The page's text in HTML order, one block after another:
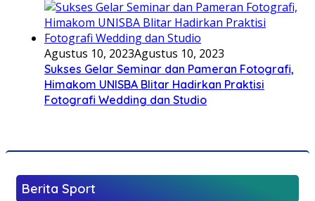
Agustus 10, 2023Agustus 10, 2023
Sukses Gelar Seminar dan Pameran Fotografi,
Himakom UNISBA Blitar Hadirkan Praktisi
Fotografi Wedding dan Studio
Berita Sport